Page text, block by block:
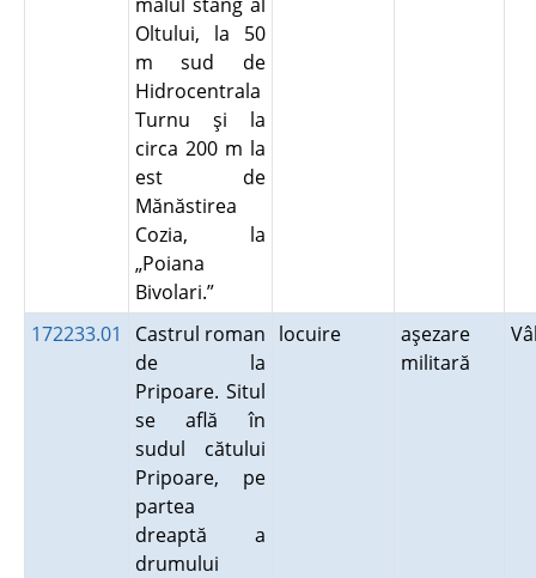
Oltului, la 50
m sud de
Hidrocentrala
Turnu şi la
circa 200 m la
est de
Mănăstirea
Cozia, la
„Poiana
Bivolari.”
172233.01
Castrul roman
de la
Pripoare. Situl
se află în
sudul cătului
Pripoare, pe
partea
dreaptă a
drumului
locuire
aşezare
militară